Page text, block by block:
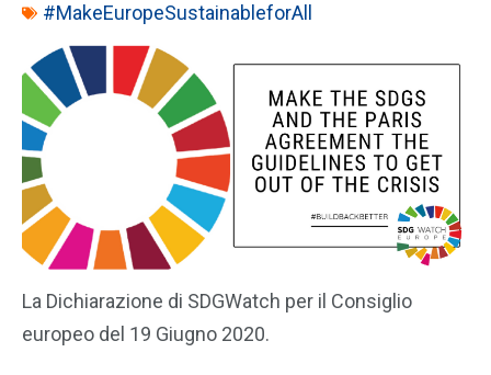
#MakeEuropeSustainableforAll
La Dichiarazione di SDGWatch per il Consiglio
europeo del 19 Giugno 2020.